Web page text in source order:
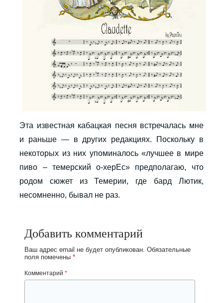
Эта известная кабацкая песня встречалась мне
и раньше — в других редакциях. Поскольку в
некоторых из них упоминалось «лучшее в мире
пиво – темерский о-херЕс» предполагаю, что
родом сюжет из Темерии, где бард Лютик,
несомненно, бывал не раз.
Добавить комментарий
Ваш адрес email не будет опубликован. Обязательные
поля помечены*
Комментарий*